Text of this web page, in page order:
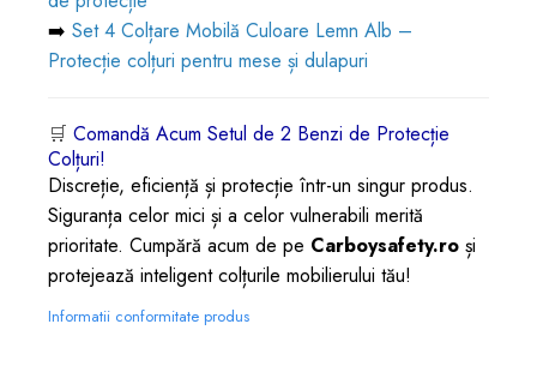
➡️ Set 4 Colțare Mobilă Culoare Lemn Alb –
Protecție colțuri pentru mese și dulapuri
🛒 Comandă Acum Setul de 2 Benzi de Protecție
Colțuri!
Discreție, eficiență și protecție într-un singur produs.
Siguranța celor mici și a celor vulnerabili merită
prioritate. Cumpără acum de pe Carboysafety.ro și
protejează inteligent colțurile mobilierului tău!
Informatii conformitate produs